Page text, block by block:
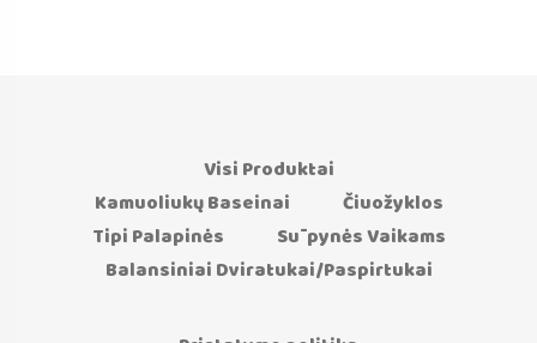
Visi Produktai
Kamuoliukų Baseinai
Čiuožyklos
Tipi Palapinės
Sūpynės Vaikams
Balansiniai Dviratukai/Paspirtukai